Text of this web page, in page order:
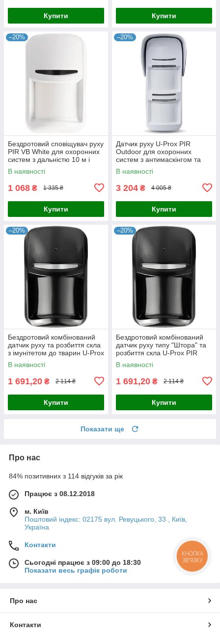
Купити Купити
–20%
Бездротовий сповіщувач руху
PIR VB White для охоронних
систем з дальністю 10 м і
вбудованим датчиком
температури
В наявності
1 068 ₴ 1 335 ₴
Купити
–20%
Датчик руху U-Prox PIR
Outdoor для охоронних
систем з антимаскінгом та
захистом від саботажу,
автономний у режимі від
В наявності
3 204 ₴ 4 005 ₴
Купити
–20%
Бездротовий комбінований
датчик руху та розбиття скла
з імунітетом до тварин U-Prox
PIR Combi Black
В наявності
1 691,20 ₴ 2 114 ₴
Купити
–20%
Бездротовий комбінований
датчик руху типу "Штора" та
розбиття скла U-Prox PIR
Combi VB Black
В наявності
1 691,20 ₴ 2 114 ₴
Купити
Показати ще
Про нас
84% позитивних з 114 відгуків за рік
Працює з 08.12.2018
м. Київ
Поштовий індекс: 02175 вул. Ревуцького, 33 , Київ,
Україна
Контакти
Сьогодні працює з 09:00 до 18:30
Показати весь графік роботи
Про нас
Контакти
КНОПКА
ЗВ'ЯЗКУ